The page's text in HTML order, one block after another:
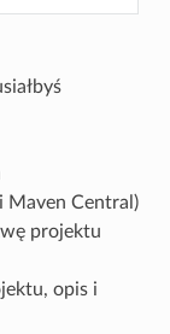
Maven Central)
projektu
opis i